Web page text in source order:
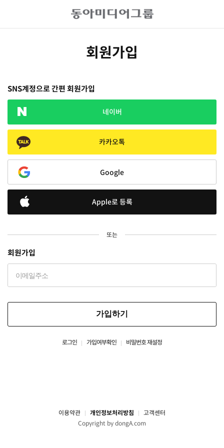
회원가입
SNS계정으로 간편 회원가입
네이버
카카오톡
Google
Apple로 등록
또는
회원가입
가입하기
로그인 가입여부확인 비밀번호 재설정
이용약관 개인정보처리방침
고객센터
Copyright by dongA.com